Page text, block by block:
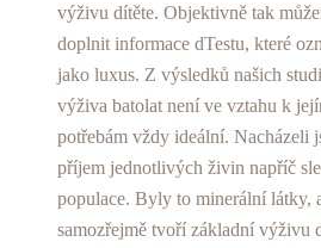
výživu dítěte. Objektivně tak
doplnit informace dTestu, které
jako luxus. Z výsledků našich
výživa batolat není ve vztahu k
potřebám vždy ideální. Nacházeli
příjem jednotlivých živin napříč
populace. Byly to minerální látky,
samozřejmě tvoří základní výživu